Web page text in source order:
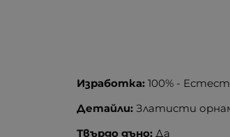
Изработка:100% -
Детайли:Златисти
Твърдо дъно:Да